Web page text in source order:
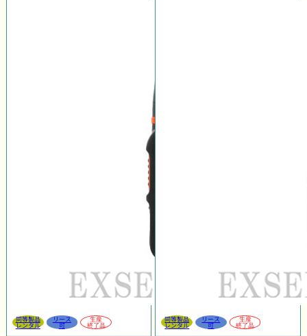
同等製品
レンタル
リース
可
生産
終了品
同等製品
レンタル
リース
可
生産
終了品